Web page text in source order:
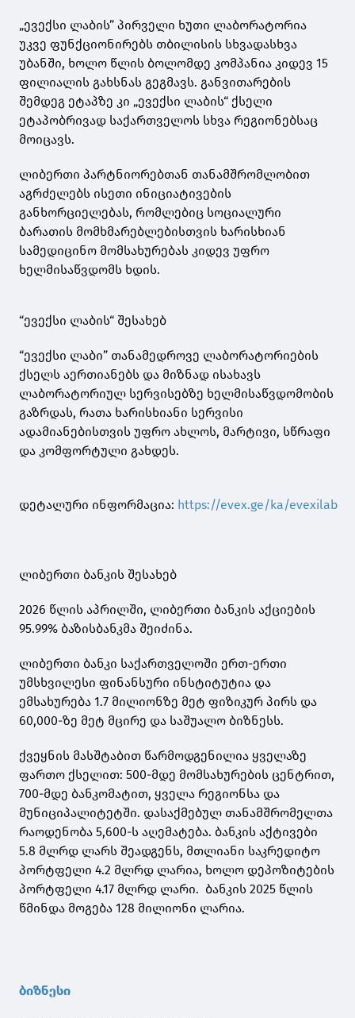
„ევექსი ლაბის” პირველი ხუთი ლაბორატორია
უკვე ფუნქციონირებს თბილისის სხვადასხვა
უბანში, ხოლო წლის ბოლომდე კომპანია კიდევ 15
ფილიალის გახსნას გეგმავს. განვითარების
შემდეგ ეტაპზე კი „ევექსი ლაბის“ ქსელი
ეტაპობრივად საქართველოს სხვა რეგიონებსაც
მოიცავს.
ლიბერთი პარტნიორებთან თანამშრომლობით
აგრძელებს ისეთი ინიციატივების
განხორციელებას, რომლებიც სოციალური
ბარათის მომხმარებლებისთვის ხარისხიან
სამედიცინო მომსახურებას კიდევ უფრო
ხელმისაწვდომს ხდის.
“ევექსი ლაბის“ შესახებ
“ევექსი ლაბი” თანამედროვე ლაბორატორიების
ქსელს აერთიანებს და მიზნად ისახავს
ლაბორატორიულ სერვისებზე ხელმისაწვდომობის
გაზრდას, რათა ხარისხიანი სერვისი
ადამიანებისთვის უფრო ახლოს, მარტივი, სწრაფი
და კომფორტული გახდეს.
დეტალური ინფორმაცია: https://evex.ge/ka/evexilab
ლიბერთი ბანკის შესახებ
2026 წლის აპრილში, ლიბერთი ბანკის აქციების
95.99% ბაზისბანკმა შეიძინა.
ლიბერთი ბანკი საქართველოში ერთ-ერთი
უმსხვილესი ფინანსური ინსტიტუტია და
ემსახურება 1.7 მილიონზე მეტ ფიზიკურ პირს და
60,000-ზე მეტ მცირე და საშუალო ბიზნესს.
ქვეყნის მასშტაბით წარმოდგენილია ყველაზე
ფართო ქსელით: 500-მდე მომსახურების ცენტრით,
700-მდე ბანკომატით, ყველა რეგიონსა და
მუნიციპალიტეტში. დასაქმებულ თანამშრომელთა
რაოდენობა 5,600-ს აღემატება. ბანკის აქტივები
5.8 მლრდ ლარს შეადგენს, მთლიანი საკრედიტო
პორტფელი 4.2 მლრდ ლარია, ხოლო დეპოზიტების
პორტფელი 4.17 მლრდ ლარი. ბანკის 2025 წლის
წმინდა მოგება 128 მილიონი ლარია.
ბიზნესი